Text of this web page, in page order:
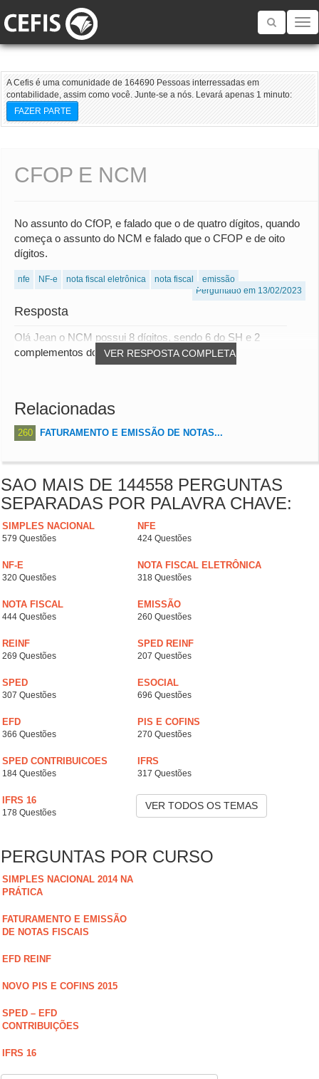
Toggle
A Cefis é uma comunidade de 164690 Pessoas interressadas em
contabilidade, assim como você. Junte-se a nós. Levará apenas 1 minuto:
FAZER PARTE
CFOP E NCM
No assunto do CfOP, e falado que o de quatro dígitos, quando
começa o assunto do NCM e falado que o CFOP e de oito
dígitos.
nfe NF-e nota fiscal eletrônica nota fiscal
emissão
Perguntado em 13/02/2023
Resposta
VER RESPOSTA COMPLETA
Olá Jean o NCM possui 8 dígitos, sendo 6 do SH e 2
complementos do Mercosul. abs
Relacionadas
260 FATURAMENTO E EMISSÃO DE NOTAS...
SAO MAIS DE 144558 PERGUNTAS
SEPARADAS POR PALAVRA CHAVE:
SIMPLES NACIONAL
579 Questões
NFE
424 Questões
NF-E
320 Questões
NOTA FISCAL ELETRÔNICA
318 Questões
NOTA FISCAL
444 Questões
EMISSÃO
260 Questões
REINF
269 Questões
SPED REINF
207 Questões
SPED
307 Questões
ESOCIAL
696 Questões
EFD
366 Questões
PIS E COFINS
270 Questões
SPED CONTRIBUICOES
184 Questões
IFRS
317 Questões
IFRS 16
178 Questões
VER TODOS OS TEMAS
PERGUNTAS POR CURSO
SIMPLES NACIONAL 2014 NA
PRÁTICA
FATURAMENTO E EMISSÃO
DE NOTAS FISCAIS
EFD REINF
NOVO PIS E COFINS 2015
SPED – EFD
CONTRIBUIÇÕES
IFRS 16